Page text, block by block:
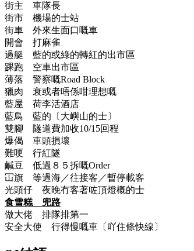
街主 車隊長
街市 機場的士站
街車 外來生面口嘅車
開會 打麻雀
過艇 藍的或綠的轉紅的出市區
踝跑 空車出市區
薄落 警察嘅Road Block
獵肉 衰或者唔係咁理想嘅
藍屋 荷李活酒店
藍鳥 藍的〔大嶼山的士〕
雙腳 隧道費加收10/15回程
爆偈 車頭損壞
難哽 行紅隧
鹹豆 低過８５拆嘅Order
冚旗 等過海／往接客／暫停載客
光頭仔 夜晚冇客著咗頂燈概的士
食雪糕 兜路
做大佬 排隊排第一
安全大使 行得慢嘅車〔吖住條快線〕